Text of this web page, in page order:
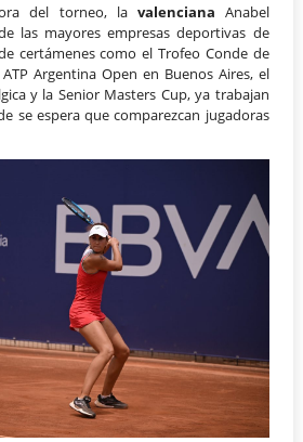
del torneo, la valenciana Anabel
las mayores empresas deportivas de
certámenes como el Trofeo Conde de
Argentina Open en Buenos Aires, el
y la Senior Masters Cup, ya trabajan
se espera que comparezcan jugadoras